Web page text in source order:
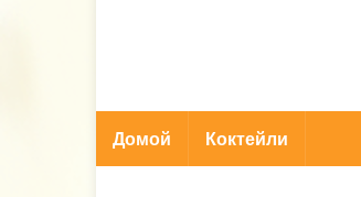
Домой Коктейли